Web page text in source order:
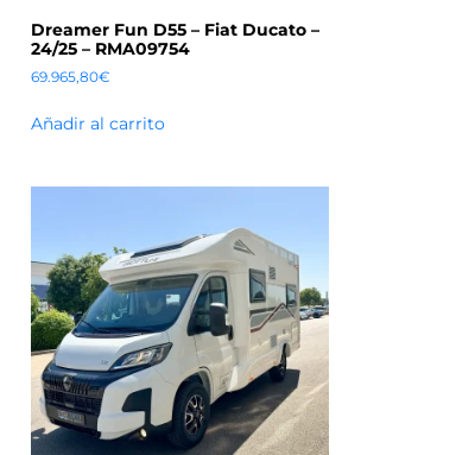
Dreamer Fun D55 – Fiat Ducato –
24/25 – RMA09754
69.965,80€
Añadir al carrito